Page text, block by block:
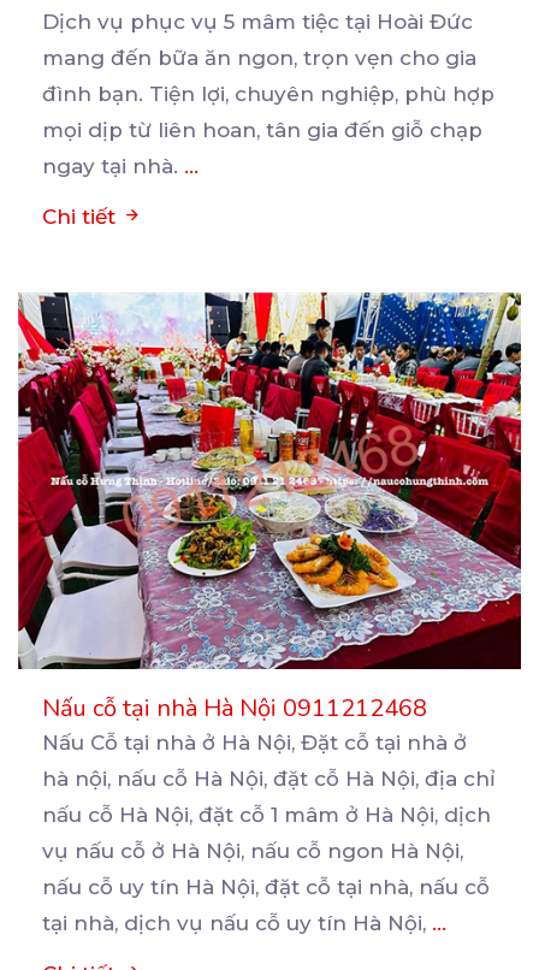
Dịch vụ phục vụ 5 mâm tiệc tại Hoài Đức
mang đến bữa ăn ngon, trọn vẹn cho gia
đình bạn. Tiện lợi, chuyên nghiệp, phù hợp
mọi dịp từ liên hoan, tân gia đến giỗ chạp
ngay tại nhà. ...
Chi tiết
Nấu cỗ tại nhà Hà Nội 0911212468
Nấu Cỗ tại nhà ở Hà Nội, Đặt cỗ tại nhà ở
hà nội, nấu cỗ Hà Nội, đặt cỗ Hà Nội, địa chỉ
nấu cỗ Hà Nội, đặt cỗ 1 mâm ở Hà Nội, dịch
vụ nấu cỗ ở Hà Nội, nấu cỗ ngon Hà Nội,
nấu cỗ uy tín Hà Nội, đặt cỗ tại nhà, nấu cỗ
tại nhà, dịch vụ nấu cỗ uy tín Hà Nội, ...